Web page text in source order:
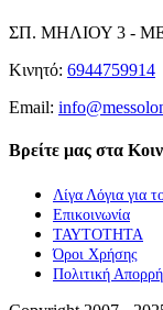
ΣΠ. ΜΗΛΙΟΥ 3 -
Κινητό: 6944759914
Email:
Βρείτε μας στα
Λίγα Λόγια για
Επικοινωνία
ΤΑΥΤΟΤΗΤΑ
Όροι Χρήσης
Πολιτική